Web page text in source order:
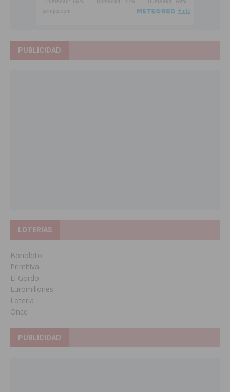
PUBLICIDAD
LOTERIAS
Bonoloto
Primitiva
El Gordo
Euromillones
Loteria
Once
PUBLICIDAD